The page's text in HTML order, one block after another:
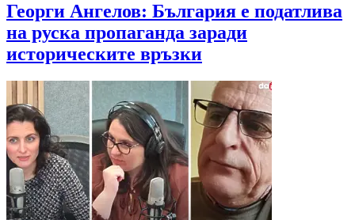
Георги Ангелов: България е податлива
на руска пропаганда заради
историческите връзки